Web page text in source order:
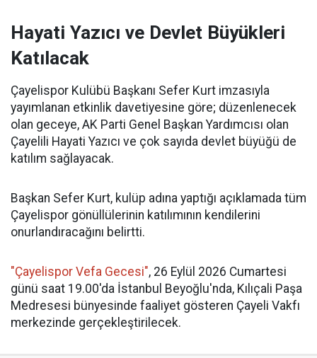
Hayati Yazıcı ve Devlet Büyükleri
Katılacak
Çayelispor Kulübü Başkanı Sefer Kurt imzasıyla
yayımlanan etkinlik davetiyesine göre; düzenlenecek
olan geceye, AK Parti Genel Başkan Yardımcısı olan
Çayelili Hayati Yazıcı ve çok sayıda devlet büyüğü de
katılım sağlayacak.
Başkan Sefer Kurt, kulüp adına yaptığı açıklamada tüm
Çayelispor gönüllülerinin katılımının kendilerini
onurlandıracağını belirtti.
"Çayelispor Vefa Gecesi", 26 Eylül 2026 Cumartesi
günü saat 19.00'da İstanbul Beyoğlu'nda, Kılıçali Paşa
Medresesi bünyesinde faaliyet gösteren Çayeli Vakfı
merkezinde gerçekleştirilecek.